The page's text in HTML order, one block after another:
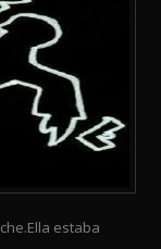
estaba